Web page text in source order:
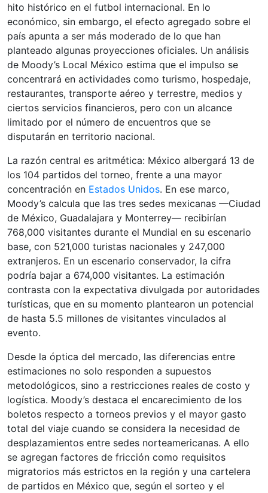
hito histórico en el futbol internacional. En lo
económico, sin embargo, el efecto agregado sobre el
país apunta a ser más moderado de lo que han
planteado algunas proyecciones oficiales. Un análisis
de Moody’s Local México estima que el impulso se
concentrará en actividades como turismo, hospedaje,
restaurantes, transporte aéreo y terrestre, medios y
ciertos servicios financieros, pero con un alcance
limitado por el número de encuentros que se
disputarán en territorio nacional.
La razón central es aritmética: México albergará 13 de
los 104 partidos del torneo, frente a una mayor
concentración en Estados Unidos. En ese marco,
Moody’s calcula que las tres sedes mexicanas —Ciudad
de México, Guadalajara y Monterrey— recibirían
768,000 visitantes durante el Mundial en su escenario
base, con 521,000 turistas nacionales y 247,000
extranjeros. En un escenario conservador, la cifra
podría bajar a 674,000 visitantes. La estimación
contrasta con la expectativa divulgada por autoridades
turísticas, que en su momento plantearon un potencial
de hasta 5.5 millones de visitantes vinculados al
evento.
Desde la óptica del mercado, las diferencias entre
estimaciones no solo responden a supuestos
metodológicos, sino a restricciones reales de costo y
logística. Moody’s destaca el encarecimiento de los
boletos respecto a torneos previos y el mayor gasto
total del viaje cuando se considera la necesidad de
desplazamientos entre sedes norteamericanas. A ello
se agregan factores de fricción como requisitos
migratorios más estrictos en la región y una cartelera
de partidos en México que, según el sorteo y el